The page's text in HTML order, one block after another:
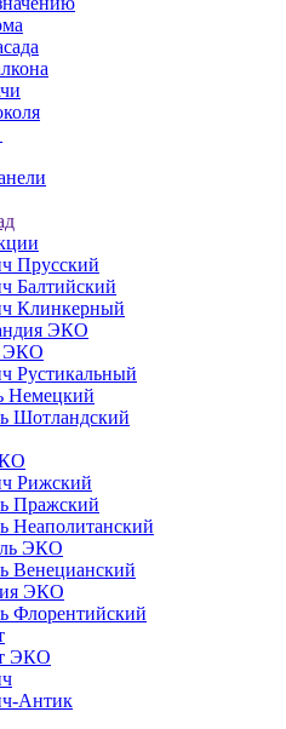
Прусский
Балтийский
Клинкерный
ЭКО
ЭКО
Рустикальный
Немецкий
Шотландский
Рижский
Пражский
Неаполитанский
ЭКО
Венецианский
ЭКО
Флорентийский
ЭКО
Антик